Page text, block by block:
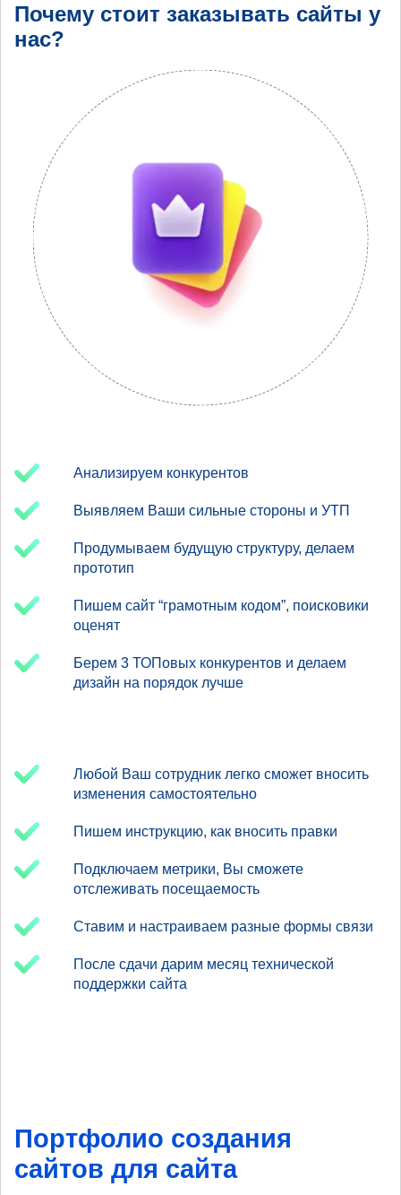
Почему стоит заказывать сайты у
нас?
Анализируем конкурентов
Выявляем Ваши сильные стороны и УТП
Продумываем будущую структуру, делаем
прототип
Пишем сайт “грамотным кодом”, поисковики
оценят
Берем 3 ТОПовых конкурентов и делаем
дизайн на порядок лучше
Любой Ваш сотрудник легко сможет вносить
изменения самостоятельно
Пишем инструкцию, как вносить правки
Подключаем метрики, Вы сможете
отслеживать посещаемость
Ставим и настраиваем разные формы связи
После сдачи дарим месяц технической
поддержки сайта
Портфолио создания
сайтов для сайта